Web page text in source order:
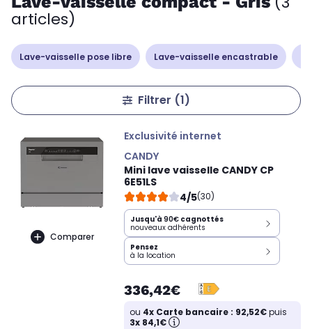
articles)
Lave-vaisselle pose libre Lave-vaisselle encastrable
Filtrer (1)
Comparer
Exclusivité internet
CANDY
Mini lave vaisselle CANDY CP
6E51LS
4/5(30)
Jusqu'à 90€ cagnottés
nouveaux adhérents
Pensez
à la location
336,42€
ou 4x Carte bancaire : 92,52€puis
3x 84,1€